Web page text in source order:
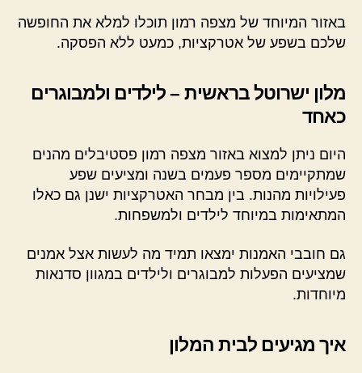
באזור המיוחד של מצפה רמון תוכלו למלא את החופשה
שלכם בשפע של אטרקציות, כמעט ללא הפסקה.
מלון ישרוטל בראשית – לילדים ולמבוגרים
כאחד
היום ניתן למצוא באזור מצפה רמון פסטיבלים מהנים
שמתקיימים מספר פעמים בשנה ומציעים שפע
פעילויות מהנות. בין מבחר האטרקציות ישנן גם כאלו
המתאימות במיוחד לילדים ולמשפחות.
גם חובבי האמנות ימצאו תמיד מה לעשות אצל אמנים
שמציעים הפעלות למבוגרים ולילדים במגוון סדנאות
מיוחדות.
איך מגיעים לבית המלון